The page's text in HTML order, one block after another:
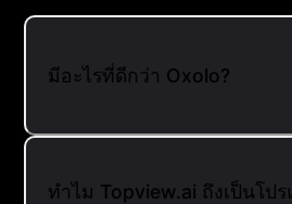
มีอะไรที่ดีกว่า Oxolo?
ทำไม Topview.ai ถึงเป็นโป